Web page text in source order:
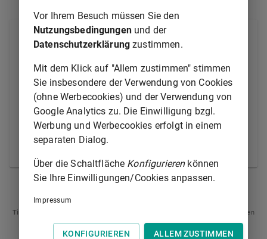
Die Landesregierungen werden ermächtigt, durch
Rechtsverordnung die Zahl der Anbauvereinigungen,
die in einem Kreis oder einer kreisfreien Stadt eine
Erlaubnis nach § 11 Absatz 1 erhalten dürfen, auf
eine Anbauvereinigung je 6 000 Einwohnerinnen und
Einwohner zu begrenzen. Sie sollen hierbei
insbesondere die bevölkerungsbezogene Dichte je
Anbauvereinigung sowie Aspekte des Gesundheits-,
Tipp
: Swipen Sie auf dem Bildschirm links oder rechts zur Navigation zwischen
Normen.
Vor Ihrem Besuch müssen Sie den
Nutzungsbedingungenund der
Datenschutzerklärung zustimmen.
Mit dem Klick auf "Allem zustimmen" stimmen
Sie insbesondere der Verwendung von Cookies
(ohne Werbecookies) und der Verwendung von
Google Analytics zu. Die Einwilligung bzgl.
Werbung und Werbecookies erfolgt in einem
separaten Dialog.
Über die Schaltfläche Konfigurierenkönnen
Sie Ihre Einwilligungen/Cookies anpassen.
Impressum
KONFIGURIEREN ALLEM ZUSTIMMEN